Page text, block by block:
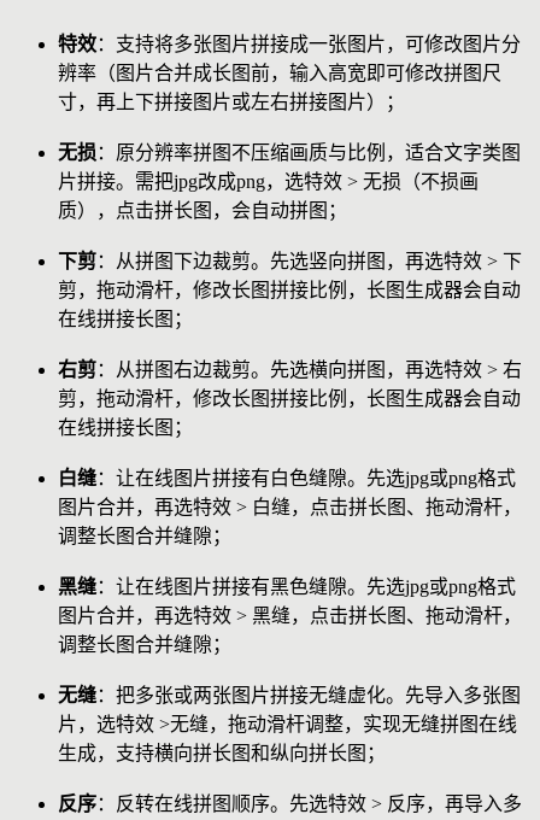
特效：支持将多张图片拼接成一张图片，可修改图片分
辨率（图片合并成长图前，输入高宽即可修改拼图尺
寸，再上下拼接图片或左右拼接图片）；
无损 ：原分辨率拼图不压缩画质与比例，适合文字类图
片拼接。需把jpg改成png，选特效 > 无损（不损画
质），点击拼长图，会自动拼图；
下剪：从拼图下边裁剪。先选竖向拼图，再选特效 > 下
剪，拖动滑杆，修改长图拼接比例，长图生成器会自动
在线拼接长图；
右剪：从拼图右边裁剪。先选横向拼图，再选特效 > 右
剪，拖动滑杆，修改长图拼接比例，长图生成器会自动
在线拼接长图；
白缝：让在线图片拼接有白色缝隙。先选jpg或png格式
图片合并，再选特效 > 白缝，点击拼长图、拖动滑杆，
调整长图合并缝隙；
黑缝：让在线图片拼接有黑色缝隙。先选jpg或png格式
图片合并，再选特效 > 黑缝，点击拼长图、拖动滑杆，
调整长图合并缝隙；
无缝：把多张或两张图片拼接无缝虚化。先导入多张图
片，选特效 >无缝，拖动滑杆调整，实现无缝拼图在线
生成，支持横向拼长图和纵向拼长图；
反序：反转在线拼图顺序。先选特效 > 反序，再导入多